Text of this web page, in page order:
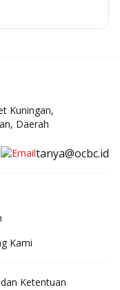
Kuningan,
Daerah
tanya@ocbc.id
Kami
Ketentuan